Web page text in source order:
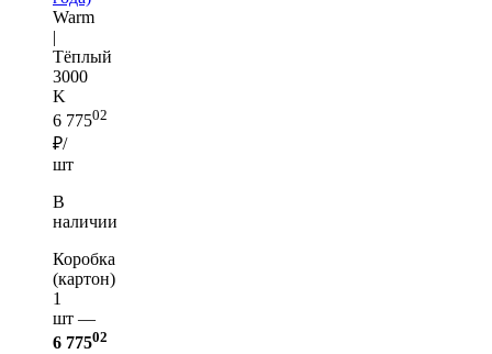
Warm
|
Тёплый
3000
K
6 77502
₽/
шт
В
наличии
Коробка
(картон)
1
шт —
6 77502